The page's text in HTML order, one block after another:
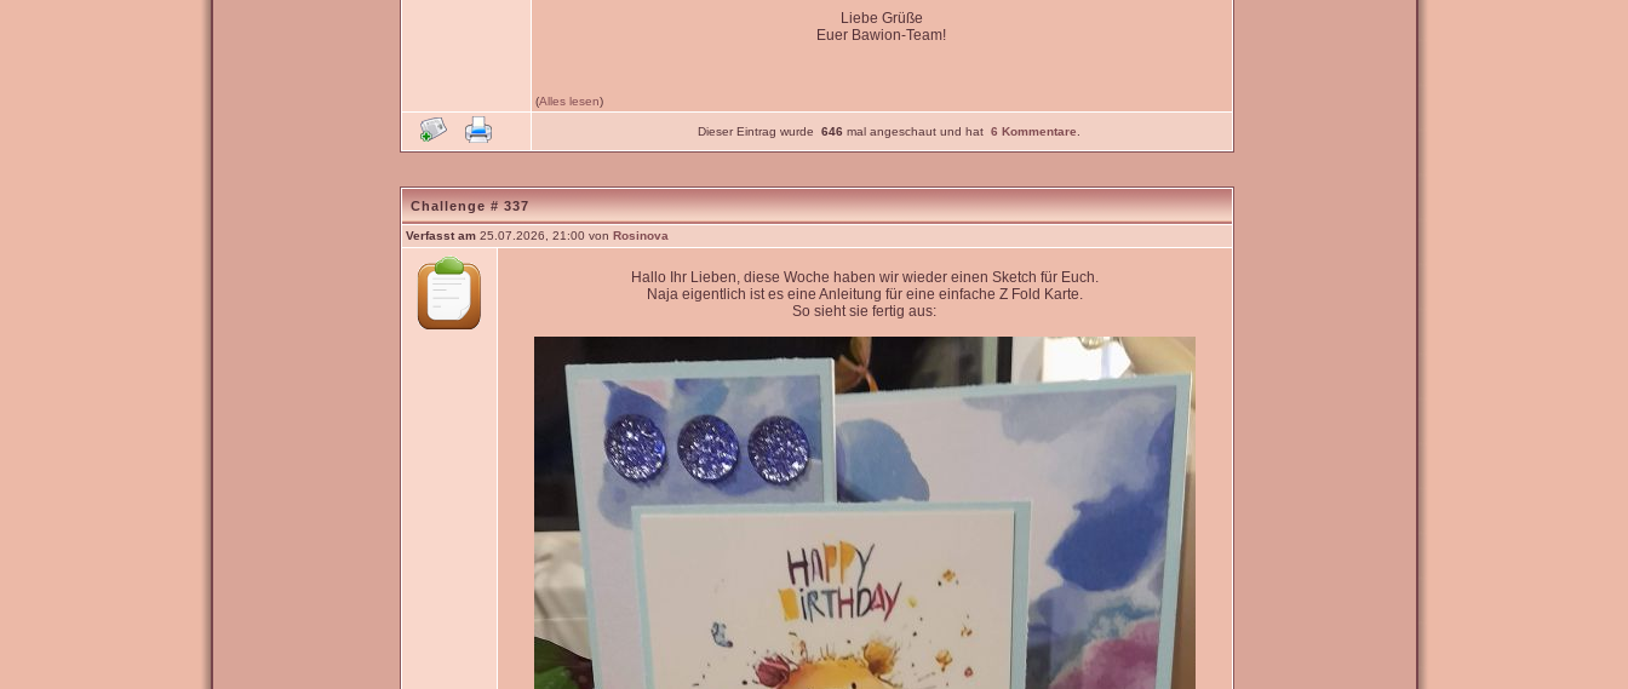
Liebe Grüße
Euer Bawion-Team!
(Alles lesen)
Dieser Eintrag wurde 646 mal angeschaut und hat 6 Kommentare
Challenge # 337
Verfasst am25.07.2026, 21:00 von Rosinova
Hallo Ihr Lieben, diese Woche haben wir wieder einen Sketch für Euch.
Naja eigentlich ist es eine Anleitung für eine einfache Z Fold Karte.
So sieht sie fertig aus: